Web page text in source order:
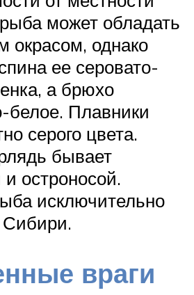
может обладать
окрасом, однако
ее серовато-
а брюхо
белое. Плавники
серого цвета.
бывает
и остроносой.
исключительно
Сибири.
враги